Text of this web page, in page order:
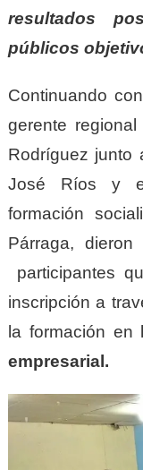
resultados
públicos
Continuando
gerente
Rodríguez junto
José Ríos y
formación
Párraga,
participantes
inscripción a
la formación en
empresarial.